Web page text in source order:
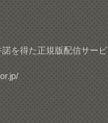
を得た正規版配信サービ